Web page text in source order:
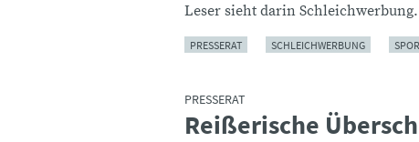
Leser sieht darin Schleichwerbung.
PRESSERAT SCHLEICHWERBUNG
PRESSERAT
:Reißerische